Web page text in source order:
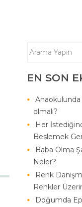
EN SON
Anaokulunda
olmalı?
Her
Beslemek
Baba Olma
Neler?
Renk
Renkler
Doğumda